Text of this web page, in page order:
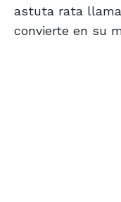
astuta rata
convierte en su